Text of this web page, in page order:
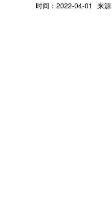
时间：2022-04-01 来